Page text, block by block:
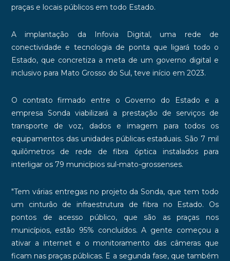
praças e locais públicos em todo Estado.
A implantação da Infovia Digital, uma rede de
conectividade e tecnologia de ponta que ligará todo o
Estado, que concretiza a meta de um governo digital e
inclusivo para Mato Grosso do Sul, teve início em 2023.
O contrato firmado entre o Governo do Estado e a
empresa Sonda viabilizará a prestação de serviços de
transporte de voz, dados e imagem para todos os
equipamentos das unidades públicas estaduais. São 7 mil
quilômetros de rede de fibra óptica instalados para
interligar os 79 municípios sul-mato-grossenses.
"Tem várias entregas no projeto da Sonda, que tem todo
um cinturão de infraestrutura de fibra no Estado. Os
pontos de acesso público, que são as praças nos
municípios, estão 95% concluídos. A gente começou a
ativar a internet e o monitoramento das câmeras que
ficam nas praças públicas. E a segunda fase, que também